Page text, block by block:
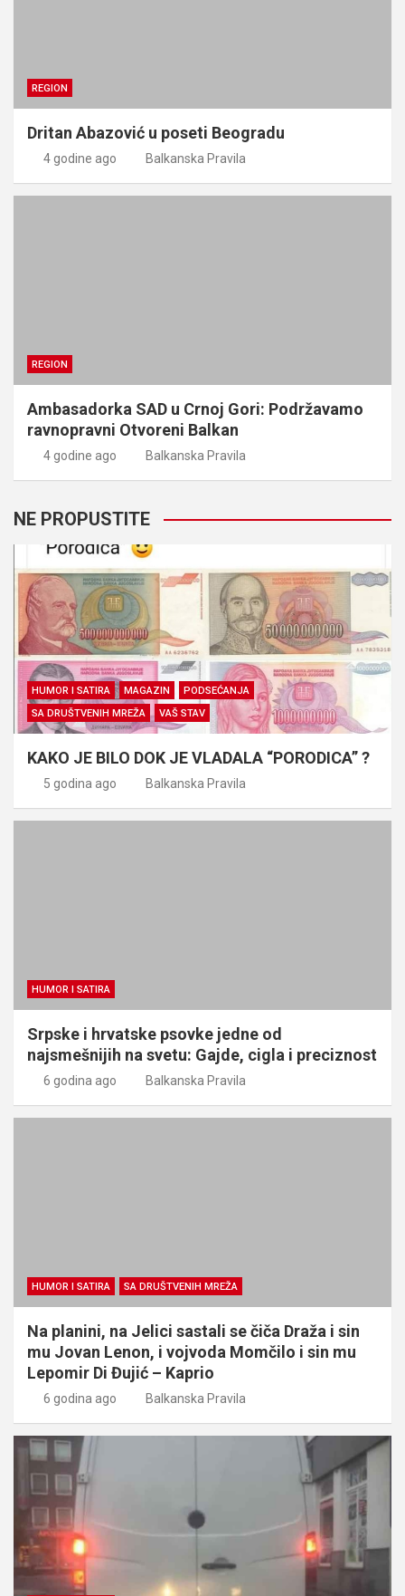
REGION
Dritan Abazović u poseti Beogradu
4 godine ago Balkanska Pravila
REGION
Ambasadorka SAD u Crnoj Gori: Podržavamo
ravnopravni Otvoreni Balkan
4 godine ago Balkanska Pravila
NE PROPUSTITE
HUMOR I SATIRA MAGAZIN
PODSEĆANJA
SA DRUŠTVENIH MREŽA
VAŠ STAV
KAKO JE BILO DOK JE VLADALA “PORODICA” ?
5 godina ago Balkanska Pravila
HUMOR I SATIRA
Srpske i hrvatske psovke jedne od
najsmešnijih na svetu: Gajde, cigla i preciznost
6 godina ago Balkanska Pravila
HUMOR I SATIRA SA DRUŠTVENIH MREŽA
Na planini, na Jelici sastali se čiča Draža i sin
mu Jovan Lenon, i vojvoda Momčilo i sin mu
Lepomir Di Đujić – Kaprio
6 godina ago Balkanska Pravila